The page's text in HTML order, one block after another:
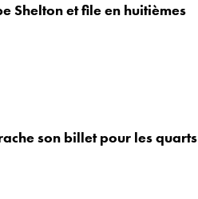
Shelton et file en huitièmes
son billet pour les quarts